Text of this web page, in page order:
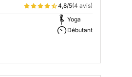
4,8/5(4 avis)
Yoga
Débutant